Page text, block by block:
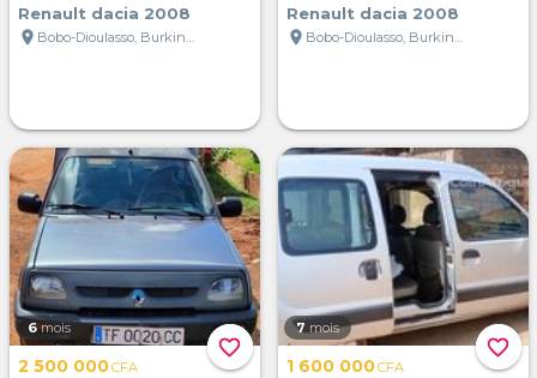
Renault dacia 2008
location_on
Bobo-Dioulasso, Burkina Faso
Renault dacia 2008
location_on
Bobo-Dioulasso, Burkina Faso
favorite_border
6 mois
2 500 000CFA
favorite_border
7 mois
1 600 000CFA